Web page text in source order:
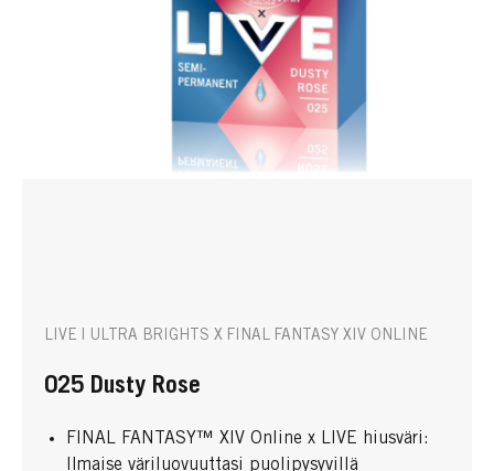
LIVE | ULTRA BRIGHTS X FINAL FANTASY XIV ONLINE
025 Dusty Rose
FINAL FANTASY™ XIV Online x LIVE hiusväri:
Ilmaise väriluovuuttasi puolipysyvillä